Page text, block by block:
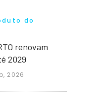
do
renovam
2029
2026